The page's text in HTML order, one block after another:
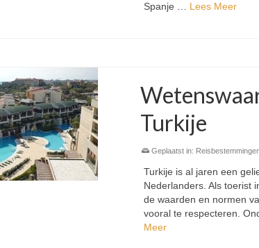
Spanje … Lees Meer
Turkije
Geplaatst in:
Turkije is al jaren een
Nederlanders. Als toerist
de waarden en normen
vooral te respecteren.
Meer